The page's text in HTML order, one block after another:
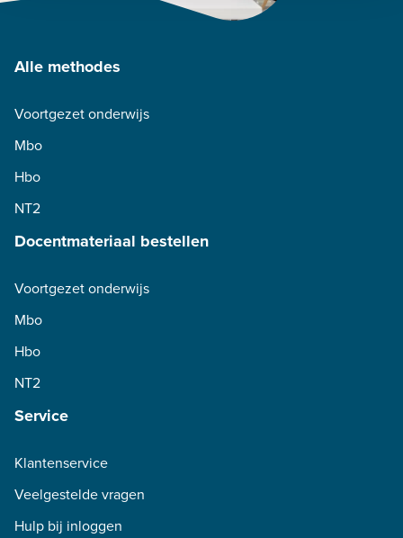
Alle methodes
Voortgezet onderwijs
Mbo
Hbo
NT2
Docentmateriaal bestellen
Voortgezet onderwijs
Mbo
Hbo
NT2
Service
Klantenservice
Veelgestelde vragen
Hulp bij inloggen